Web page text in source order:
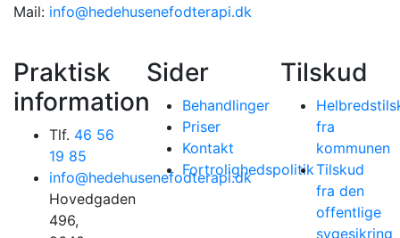
Mail: info@hedehusenefodterapi.dk
Praktisk
information
Tlf. 46 56
19 85
info@hedehusenefodterapi.dk
Hovedgaden
496,
Sider
Behandlinger
Priser
Kontakt
Fortrolighedspolitik
Tilskud
fra
kommunen
Tilskud
fra den
offentlige
sygesikring